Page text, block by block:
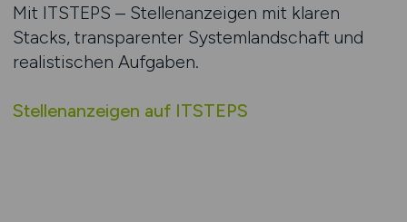
Mit ITSTEPS – Stellenanzeigen mit klaren
Stacks, transparenter Systemlandschaft und
realistischen Aufgaben.
Stellenanzeigen auf ITSTEPS